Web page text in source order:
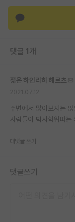
재팬라운지 🌸
댓글 1개
젊은 하인리히 헤르츠
주변에서 많이보지는
사람들이 박사학위따는
대댓글 쓰기
댓글쓰기